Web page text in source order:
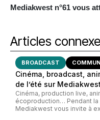
Mediakwest n°61 vous
Articles
BROADCAST
Cinéma, broadcast,
de l’été sur Mediakwest
Cinéma, production live,
écoproduction… Pendant
Mediakwest vous invite à